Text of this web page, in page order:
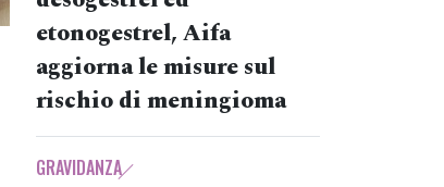
etonogestrel, Aifa
aggiorna le misure sul
rischio di meningioma
GRAVIDANZA